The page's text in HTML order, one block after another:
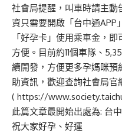
社會局提醒，叫車時請主
資只需要開啟「台中通APP
「好孕卡」使用乘車金，
方便。目前約11個車隊、
續開發，方便更多孕媽咪
助資訊，歡迎查詢社會局官
( https://
此篇文章最開始出處為: 台
祝大家好孕、好運